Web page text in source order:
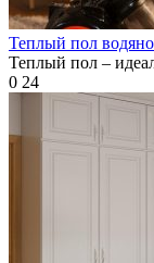
Теплый пол
Теплый пол –
0 24